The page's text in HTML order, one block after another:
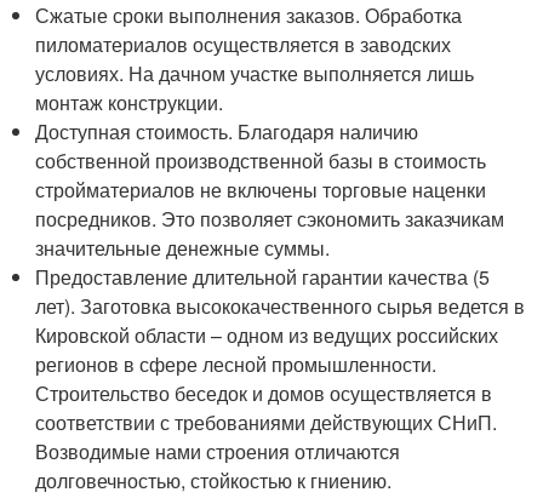
Сжатые сроки выполнения заказов. Обработка
пиломатериалов осуществляется в заводских
условиях. На дачном участке выполняется лишь
монтаж конструкции.
Доступная стоимость. Благодаря наличию
собственной производственной базы в стоимость
стройматериалов не включены торговые наценки
посредников. Это позволяет сэкономить заказчикам
значительные денежные суммы.
Предоставление длительной гарантии качества (5
лет). Заготовка высококачественного сырья ведется в
Кировской области – одном из ведущих российских
регионов в сфере лесной промышленности.
Строительство беседок и домов осуществляется в
соответствии с требованиями действующих СНиП.
Возводимые нами строения отличаются
долговечностью, стойкостью к гниению.